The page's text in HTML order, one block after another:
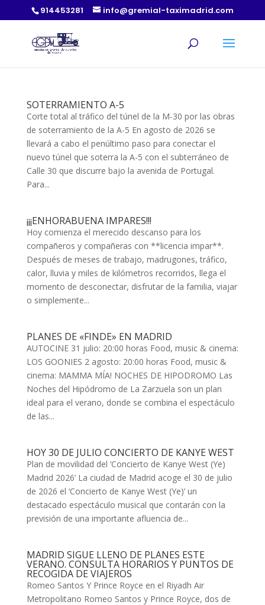
914453281 info@gremial-taximadrid.com
SOTERRAMIENTO A-5
Corte total al tráfico del túnel de la M-30 por las obras
de soterramiento de la A-5 En agosto de 2026 se
llevará a cabo el penúltimo paso para conectar el
nuevo túnel que soterra la A-5 con el subterráneo de
Calle 30 que discurre bajo la avenida de Portugal.
Para...
¡¡¡ENHORABUENA IMPARES!!!
Hoy comienza el merecido descanso para los
compañeros y compañeras con **licencia impar**.
Después de meses de trabajo, madrugones, tráfico,
calor, lluvia y miles de kilómetros recorridos, llega el
momento de desconectar, disfrutar de la familia, viajar
o simplemente...
PLANES DE «FINDE» EN MADRID
AUTOCINE 31 julio: 20:00 horas Food, music & cinema:
LOS GOONIES 2 agosto: 20:00 horas Food, music &
cinema: MAMMA MÍA! NOCHES DE HIPODROMO Las
Noches del Hipódromo de La Zarzuela son un plan
ideal para el verano, donde se combina el espectáculo
de las...
HOY 30 DE JULIO CONCIERTO DE KANYE WEST
Plan de movilidad del ‘Concierto de Kanye West (Ye)
Madrid 2026’ La ciudad de Madrid acoge el 30 de julio
de 2026 el ‘Concierto de Kanye West (Ye)’ un
destacado espectáculo musical que contarán con la
previsión de una importante afluencia de...
MADRID SIGUE LLENO DE PLANES ESTE
VERANO. CONSULTA HORARIOS Y PUNTOS DE
RECOGIDA DE VIAJEROS
Romeo Santos Y Prince Royce en el Riyadh Air
Metropolitano Romeo Santos y Prince Royce, dos de